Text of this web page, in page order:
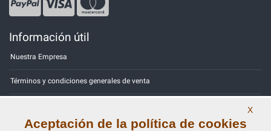
Información útil
Nuestra Empresa
Términos y condiciones generales de venta
Mapa Web
X
Aceptación de la política de cookies